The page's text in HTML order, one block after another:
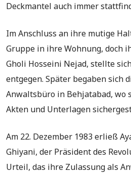
Deckmantel auch immer
Im Anschluss an ihre mutige
Gruppe in ihre Wohnung, doch
Gholi Hosseini Nejad, stellte
entgegen. Später begaben sich
Anwaltsbüro in Behjatabad, wo
Akten und Unterlagen
Am 22. Dezember 1983 erließ
Ghiyani, der Präsident des
Urteil, das ihre Zulassung als